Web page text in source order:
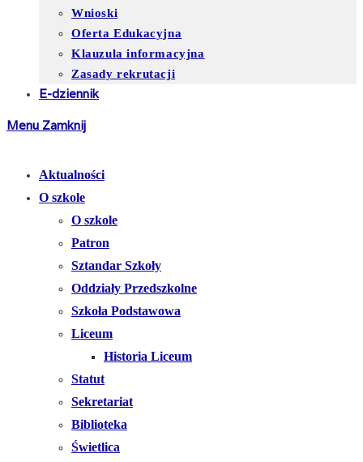
Wnioski
Oferta Edukacyjna
Klauzula informacyjna
Zasady rekrutacji
E-dziennik
Menu Zamknij
Aktualności
O szkole
O szkole
Patron
Sztandar Szkoły
Oddziały Przedszkolne
Szkoła Podstawowa
Liceum
Historia Liceum
Statut
Sekretariat
Biblioteka
Świetlica